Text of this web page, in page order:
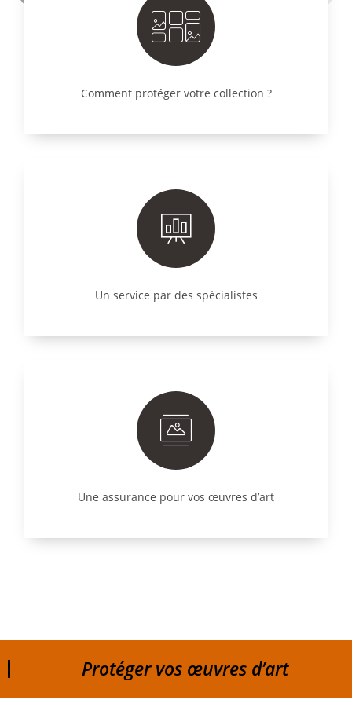
Comment protéger votre collection ?
Un service par des spécialistes
Une assurance pour vos œuvres d’art
Protéger vos œuvres d’art